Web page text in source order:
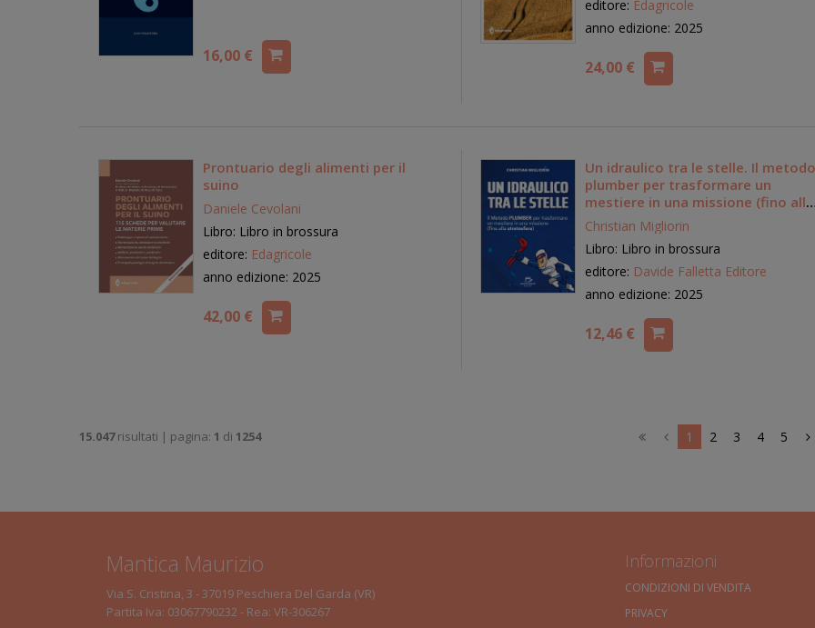
16,00 €
editore: Edagricole
anno edizione: 2025
24,00 €
Prontuario degli alimenti per il
suino
Daniele Cevolani
Libro: Libro in brossura
editore: Edagricole
anno edizione: 2025
42,00 €
Un idraulico tra le stelle. Il metodo
plumber per trasformare un
mestiere in una missione (fino alla
stratosfera)
Christian Migliorin
Libro: Libro in brossura
editore: Davide Falletta Editore
anno edizione: 2025
12,46 €
15.047risultati | pagina: 1 di 1254 1 2 3 4 5
Mantica Maurizio
Via S. Cristina, 3 - 37019 Peschiera Del Garda (VR)
Partita Iva: 03067790232 - Rea: VR-306267
Informazioni
CONDIZIONI DI VENDITA
PRIVACY